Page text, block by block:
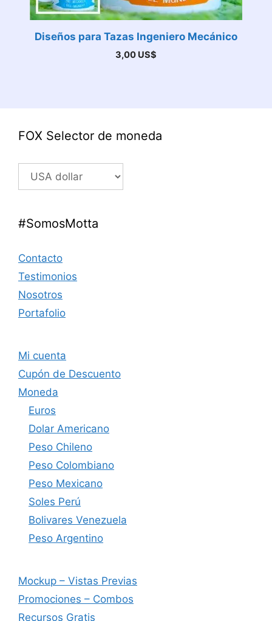
Diseños para Tazas Ingeniero Mecánico
3,00 US$
FOX Selector de moneda
#SomosMotta
Contacto
Testimonios
Nosotros
Portafolio
Mi cuenta
Cupón de Descuento
Moneda
Euros
Dolar Americano
Peso Chileno
Peso Colombiano
Peso Mexicano
Soles Perú
Bolivares Venezuela
Peso Argentino
Mockup – Vistas Previas
Promociones – Combos
Recursos Gratis